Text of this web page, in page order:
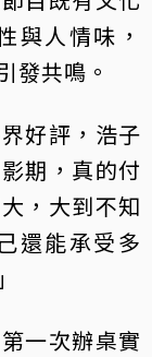
與人情味，
發共鳴。
好評，浩子
期，真的付
，大到不知
還能承受多
一次辦桌實